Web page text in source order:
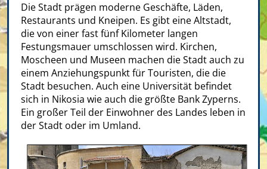
Die Stadt prägen moderne Geschäfte, Läden,
Restaurants und Kneipen. Es gibt eine Altstadt,
die von einer fast fünf Kilometer langen
Festungsmauer umschlossen wird. Kirchen,
Moscheen und Museen machen die Stadt auch zu
einem Anziehungspunkt für Touristen, die die
Stadt besuchen. Auch eine Universität befindet
sich in Nikosia wie auch die größte Bank Zyperns.
Ein großer Teil der Einwohner des Landes leben in
der Stadt oder im Umland.